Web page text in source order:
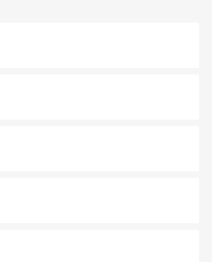
地元の風情を楽しめる外せないスポット